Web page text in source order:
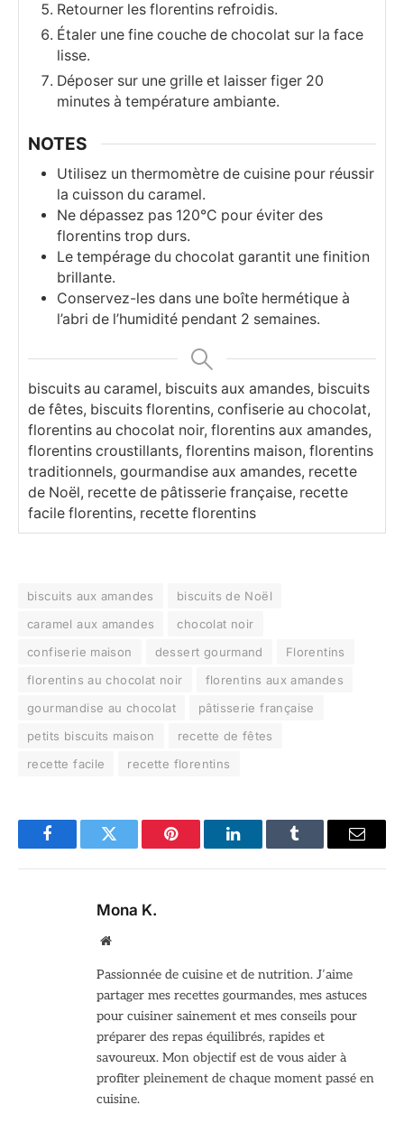
Retourner les florentins refroidis.
Étaler une fine couche de chocolat sur la face
lisse.
Déposer sur une grille et laisser figer 20
minutes à température ambiante.
NOTES
Utilisez un thermomètre de cuisine pour réussir
la cuisson du caramel.
Ne dépassez pas 120°C pour éviter des
florentins trop durs.
Le tempérage du chocolat garantit une finition
brillante.
Conservez-les dans une boîte hermétique à
l’abri de l’humidité pendant 2 semaines.
biscuits au caramel, biscuits aux amandes, biscuits
de fêtes, biscuits florentins, confiserie au chocolat,
florentins au chocolat noir, florentins aux amandes,
florentins croustillants, florentins maison, florentins
traditionnels, gourmandise aux amandes, recette
de Noël, recette de pâtisserie française, recette
facile florentins, recette florentins
biscuits aux amandes
biscuits de Noël
caramel aux amandes
chocolat noir
confiserie maison
dessert gourmand
Florentins
florentins au chocolat noir
florentins aux amandes
gourmandise au chocolat
pâtisserie française
petits biscuits maison
recette de fêtes
recette facile
recette florentins
FacebookTwitter Pinterest LinkedInTumblr Email
Mona K.
Site
Passionnée de cuisine et de nutrition. J’aime
partager mes recettes gourmandes, mes astuces
pour cuisiner sainement et mes conseils pour
préparer des repas équilibrés, rapides et
savoureux. Mon objectif est de vous aider à
profiter pleinement de chaque moment passé en
cuisine.